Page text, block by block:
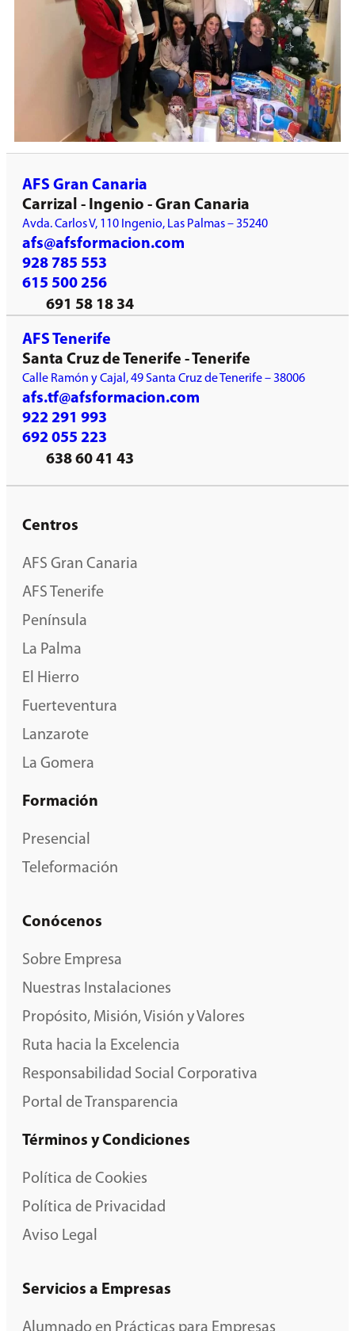
AFS Gran Canaria
Carrizal - Ingenio - Gran Canaria
Avda. Carlos V, 110 Ingenio, Las Palmas – 35240
afs@afsformacion.com
928 785 553
615 500 256
691 58 18 34
AFS Tenerife
Santa Cruz de Tenerife - Tenerife
Calle Ramón y Cajal, 49 Santa Cruz de Tenerife – 38006
afs.tf@afsformacion.com
922 291 993
692 055 223
638 60 41 43
Centros
AFS Gran Canaria
AFS Tenerife
Península
La Palma
El Hierro
Fuerteventura
Lanzarote
La Gomera
Formación
Presencial
Teleformación
Conócenos
Sobre Empresa
Nuestras Instalaciones
Propósito, Misión, Visión y Valores
Ruta hacia la Excelencia
Responsabilidad Social Corporativa
Portal de Transparencia
Términos y Condiciones
Política de Cookies
Política de Privacidad
Aviso Legal
Servicios a Empresas